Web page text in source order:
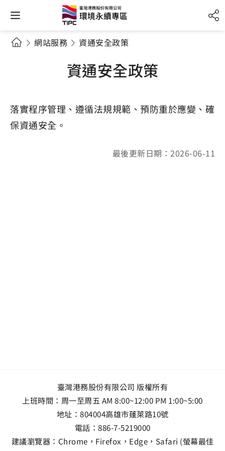
網站服務 資通安全政策
資通安全政策
落實程序管理、遵循法規規範、預防重於應變、確
保資通安全。
最後更新日期：2026-06-11
臺灣港務股份有限公司 版權所有
上班時間：周一至周五 AM 8:00~12:00 PM 1:00~5:00
地址： 804004高雄市蓬萊路10號
電話： 886-7-5219000
建議瀏覽器：Chrome，Firefox，Edge，Safari (螢幕最佳